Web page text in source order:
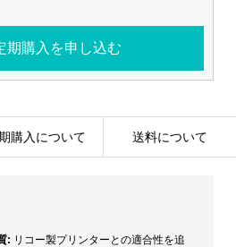
購入について 送料について
: リコー製プリンターとの適合性を追